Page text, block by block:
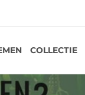
COLLECTIE